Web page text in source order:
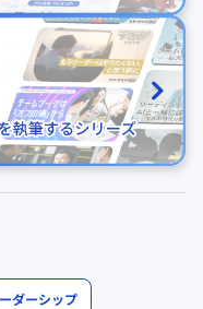
ダーシップ